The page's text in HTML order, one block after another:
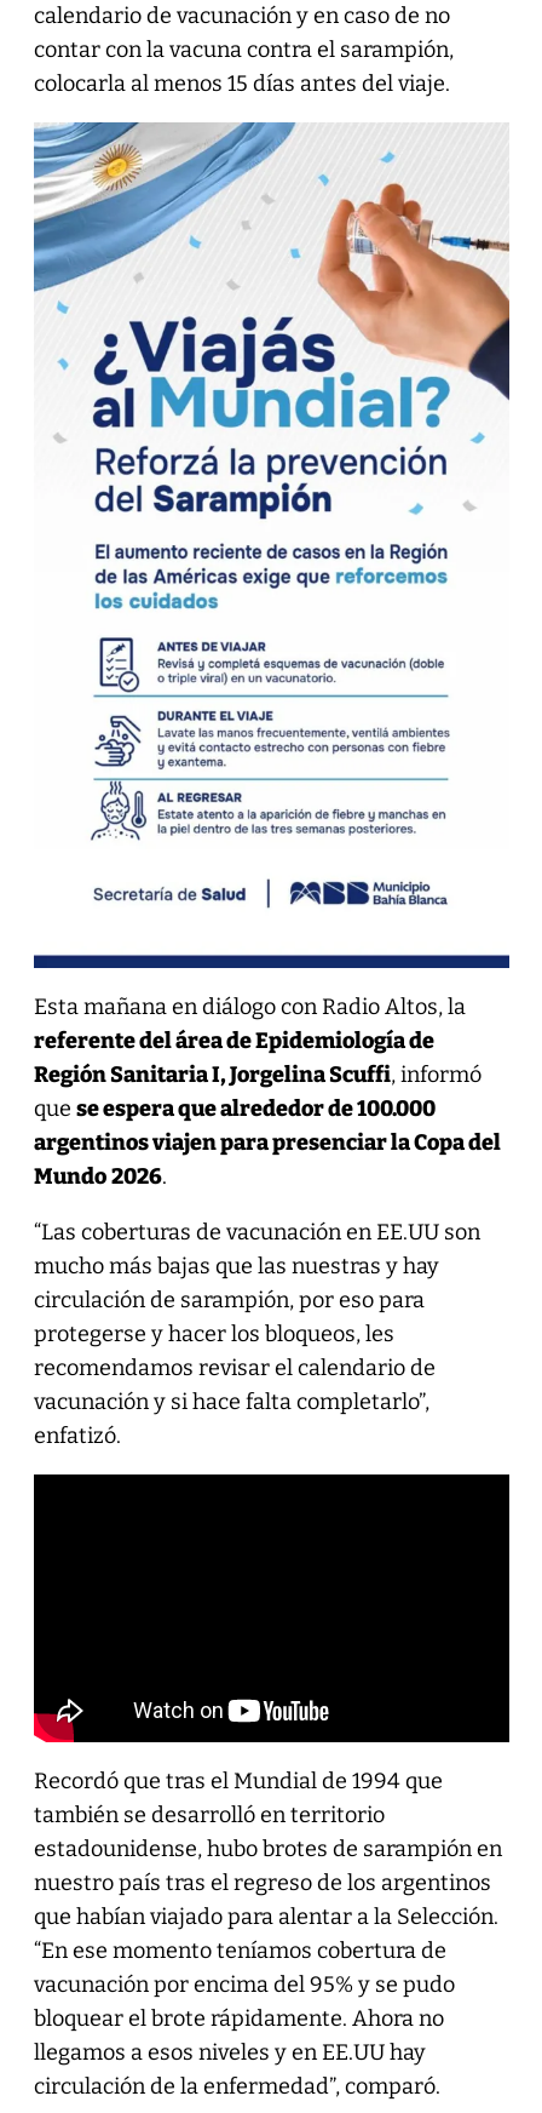
calendario de vacunación y en caso de no
contar con la vacuna contra el sarampión,
colocarla al menos 15 días antes del viaje.
Esta mañana en diálogo con Radio Altos, la
referente del área de Epidemiología de
Región Sanitaria I, Jorgelina Scuffi, informó
que se espera que alrededor de 100.000
argentinos viajen para presenciar la Copa del
Mundo 2026.
“Las coberturas de vacunación en EE.UU son
mucho más bajas que las nuestras y hay
circulación de sarampión, por eso para
protegerse y hacer los bloqueos, les
recomendamos revisar el calendario de
vacunación y si hace falta completarlo”,
enfatizó.
Recordó que tras el Mundial de 1994 que
también se desarrolló en territorio
estadounidense, hubo brotes de sarampión en
nuestro país tras el regreso de los argentinos
que habían viajado para alentar a la Selección.
“En ese momento teníamos cobertura de
vacunación por encima del 95% y se pudo
bloquear el brote rápidamente. Ahora no
llegamos a esos niveles y en EE.UU hay
circulación de la enfermedad”, comparó.